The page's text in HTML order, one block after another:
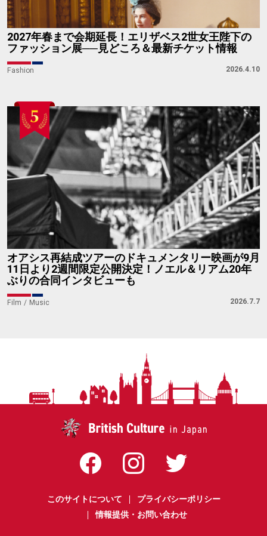
2027年春まで会期延長！エリザベス2世女王陛下の
ファッション展──見どころ＆最新チケット情報
Fashion 2026.4.10
オアシス再結成ツアーのドキュメンタリー映画が9月
11日より2週間限定公開決定！ノエル＆リアム20年
ぶりの合同インタビューも
Film Music 2026.7.7
このサイトについて
プライバシーポリシー
情報提供・お問い合わせ